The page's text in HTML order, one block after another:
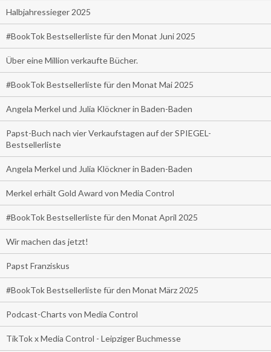
Halbjahressieger 2025
#BookTok Bestsellerliste für den Monat Juni 2025
Über eine Million verkaufte Bücher.
#BookTok Bestsellerliste für den Monat Mai 2025
Angela Merkel und Julia Klöckner in Baden-Baden
Papst-Buch nach vier Verkaufstagen auf der SPIEGEL-
Bestsellerliste
Angela Merkel und Julia Klöckner in Baden-Baden
Merkel erhält Gold Award von Media Control
#BookTok Bestsellerliste für den Monat April 2025
Wir machen das jetzt!
Papst Franziskus
#BookTok Bestsellerliste für den Monat März 2025
Podcast-Charts von Media Control
TikTok x Media Control - Leipziger Buchmesse